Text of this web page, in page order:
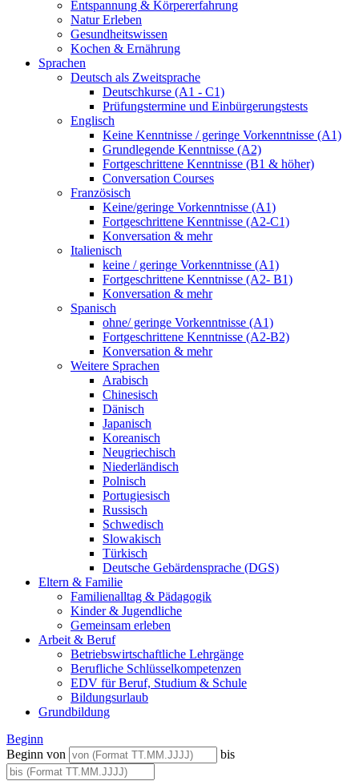
Entspannung & Körpererfahrung
Natur Erleben
Gesundheitswissen
Kochen & Ernährung
Sprachen
Deutsch als Zweitsprache
Deutschkurse (A1 - C1)
Prüfungstermine und Einbürgerungstests
Englisch
Keine Kenntnisse / geringe Vorkenntnisse (A1)
Grundlegende Kenntnisse (A2)
Fortgeschrittene Kenntnisse (B1 & höher)
Conversation Courses
Französisch
Keine/geringe Vorkenntnisse (A1)
Fortgeschrittene Kenntnisse (A2-C1)
Konversation & mehr
Italienisch
keine / geringe Vorkenntnisse (A1)
Fortgeschrittene Kenntnisse (A2- B1)
Konversation & mehr
Spanisch
ohne/ geringe Vorkenntnisse (A1)
Fortgeschrittene Kenntnisse (A2-B2)
Konversation & mehr
Weitere Sprachen
Arabisch
Chinesisch
Dänisch
Japanisch
Koreanisch
Neugriechisch
Niederländisch
Polnisch
Portugiesisch
Russisch
Schwedisch
Slowakisch
Türkisch
Deutsche Gebärdensprache (DGS)
Eltern & Familie
Familienalltag & Pädagogik
Kinder & Jugendliche
Gemeinsam erleben
Arbeit & Beruf
Betriebswirtschaftliche Lehrgänge
Berufliche Schlüsselkompetenzen
EDV für Beruf, Studium & Schule
Bildungsurlaub
Grundbildung
Beginn
Beginn von
bis